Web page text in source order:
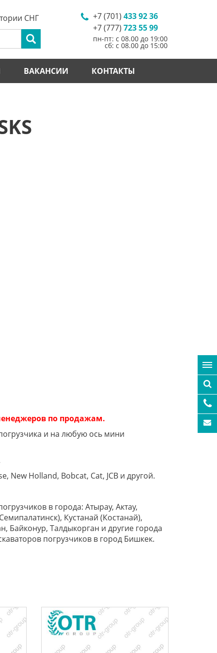
+7 (701) 433 92 36
+7 (777) 723 55 99
пн-пт: с 08.00 до 19:00
сб: с 08.00 до 15:00
СНГ
ВАКАНСИИ КОНТАКТЫ
по продажам.
и на любую ось мини
New Holland, Bobcat, Cat, JCB и другой.
в города: Атырау, Актау,
Кустанай (Костанай),
Байконур, Талдыкорган и другие города
погрузчиков в город Бишкек.